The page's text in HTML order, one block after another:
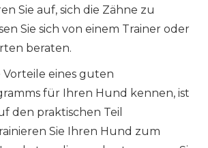
Sie auf, sich die Zähne zu
Sie sich von einem Trainer oder
beraten.
Vorteile eines guten
für Ihren Hund kennen, ist
den praktischen Teil
Sie Ihren Hund zum